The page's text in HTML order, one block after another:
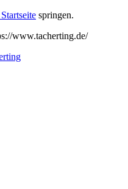
springen.
www.tacherting.de/